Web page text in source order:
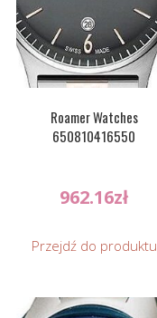
Roamer Watches
650810416550
962.16zł
Przejdź do produktu